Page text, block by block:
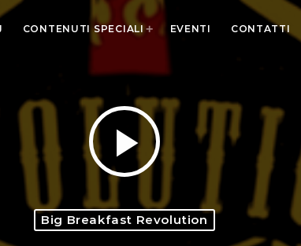
CONTENUTI SPECIALI EVENTI CONTATTI
play_arrow
Big Breakfast Revolution